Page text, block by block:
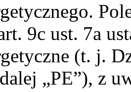
9c ust. 7a
(t. j.
„PE”), z